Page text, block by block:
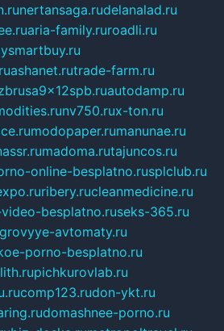
nertansaga.rudelanalad.ru
aria-family.ruroadli.ru
ashanet.rutrade-farm.ru
autodamp.ru
nv750.rux-ton.ru
modopaper.rumanunae.ru
madoma.rutajuncos.ru
online-besplatno.rusplclub.ru
ribery.rucleanmedicine.ru
besplatno.ruseks-365.ru
avtomaty.ru
porno-besplatno.ru
pichkurovlab.ru
comp123.rudon-ykt.ru
domashnee-porno.ru